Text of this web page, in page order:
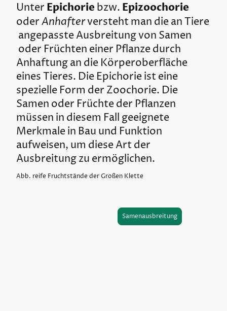
Unter Epichorie bzw. Epizoochorie
oderAnhafterversteht man die an Tiere
angepasste Ausbreitung von Samen
oder Früchten einer Pflanze durch
Anhaftung an die Körperoberfläche
eines Tieres. Die Epichorie ist eine
spezielle Form der Zoochorie. Die
Samen oder Früchte der Pflanzen
müssen in diesem Fall geeignete
Merkmale in Bau und Funktion
aufweisen, um diese Art der
Ausbreitung zu ermöglichen.
Abb. reife Fruchtstände der Großen Klette
Samenausbreitung